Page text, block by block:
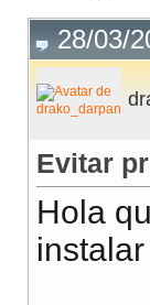
28/03/
Evitar
Hola